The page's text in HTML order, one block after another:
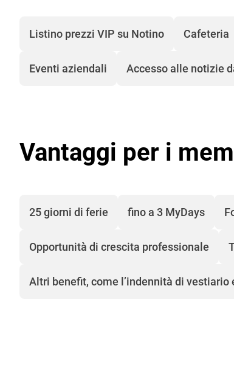
Listino prezzi VIP su Notino Cafeteria
Eventi aziendali Accesso alle notizie
Vantaggi per i
25 giorni di ferie fino a 3 MyDays
Opportunità di crescita professionale
Altri benefit, come l’indennità di